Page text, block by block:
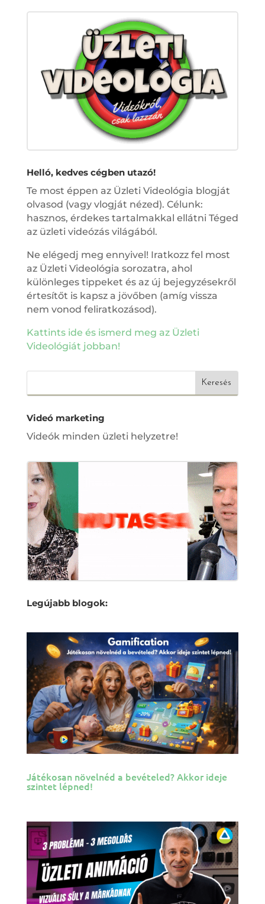
Helló, kedves cégben utazó!
Te most éppen az Üzleti Videológia blogját
olvasod (vagy vlogját nézed). Célunk:
hasznos, érdekes tartalmakkal ellátni Téged
az üzleti videózás világából.
Ne elégedj meg ennyivel! Iratkozz fel most
az Üzleti Videológia sorozatra, ahol
különleges tippeket és az új bejegyzésekről
értesítőt is kapsz a jövőben (amíg vissza
nem vonod feliratkozásod).
Kattints ide és ismerd meg az Üzleti
Videológiát jobban!
Videó marketing
Videók minden üzleti helyzetre!
Legújabb blogok:
Játékosan növelnéd a bevételed? Akkor ideje
szintet lépned!